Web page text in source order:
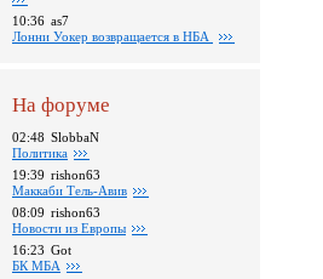
10:36 as7
Лонни Уокер возвращается в НБА
На форуме
02:48 SlobbaN
Политика
19:39 rishon63
Маккаби Тель-Авив
08:09 rishon63
Новости из Европы
16:23 Got
БК МБА